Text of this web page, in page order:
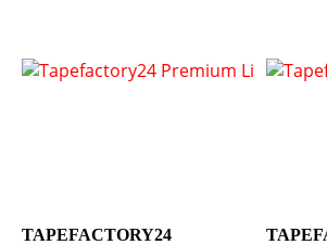
TAPEFACTORY24